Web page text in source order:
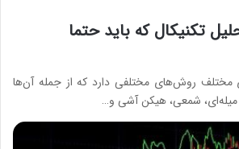
تکنیکال که باید حتما
مختلف روش‌های مختلفی دارد که از جمله آن‌ها
شمعی، هیکن آشی و…